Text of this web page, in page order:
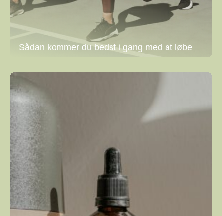
Sådan kommer du bedst i gang med at løbe